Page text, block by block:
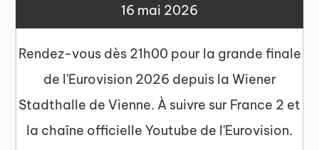
16 mai 2026
Rendez-vous dès 21h00 pour la grande finale
de l'Eurovision 2026 depuis la Wiener
Stadthalle de Vienne. À suivre sur France 2 et
la chaîne officielle Youtube de l'Eurovision.